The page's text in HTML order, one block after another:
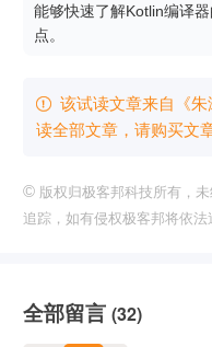
能够快速了解Kotlin编译
点。
 该试读文章来自《朱
读全部文章，请购买文
© 版权归极客邦科技所有，
追踪，如有侵权极客邦将依法
全部留言 (32)